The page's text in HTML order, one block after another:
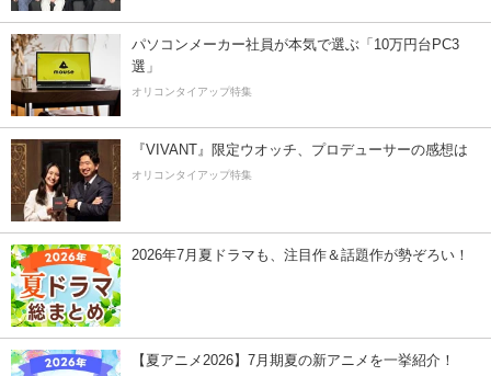
パソコンメーカー社員が本気で選ぶ「10万円台PC3
選」
オリコンタイアップ特集
『VIVANT』限定ウオッチ、プロデューサーの感想は
オリコンタイアップ特集
2026年7月夏ドラマも、注目作＆話題作が勢ぞろい！
【夏アニメ2026】7月期夏の新アニメを一挙紹介！